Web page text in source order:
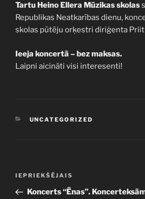
Tartu Heino Ellera Mūzikas skolas
Republikas Neatkarības dienu,
skolas pūtēju orķestri diriģenta Priit
Ieeja koncertā – bez maksas.
Laipni aicināti visi interesenti!
KATEGORIJAS
UNCATEGORIZED
Iepriekšējā
ziņa:
IEPRIEKŠĒJAIS
Koncerts “Ēnas”.